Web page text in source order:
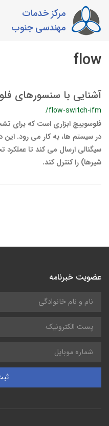
مرکز خدمات
مهندسی جنوب
flow
آشنایی با سنسورهای
/flow-switch-ifm
فلوسوییچ ابزاری است که برای
در سیستم ها، به کار می رود.
سیگنالی ارسال می کند تا
شیرها) را کنترل کند.
عضویت خبرنامه